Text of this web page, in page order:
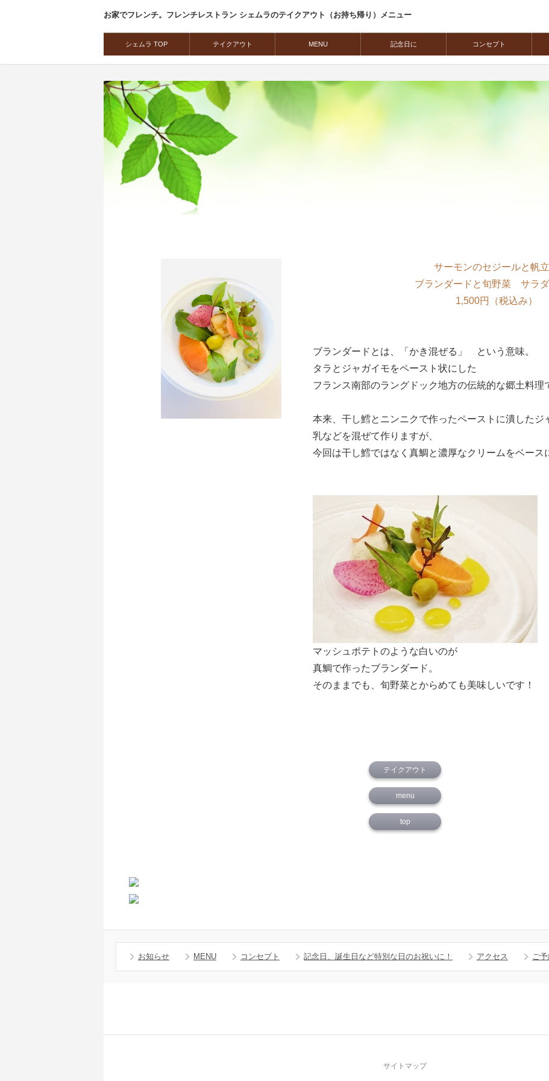
お家でフレンチ。フレンチレストラン シェムラのテイクアウト（お持ち帰り）メニュー
シェムラ TOP テイクアウト MENU 記念日に コンセプト
サーモンのセジールと帆
ブランダードと旬野菜 サラ
1,500円（税込み）
ブランダードとは、「かき混ぜる」 という意味。
タラとジャガイモをペースト状にした
フランス南部のラングドック地方の伝統的な郷土料理
本来、干し鱈とニンニクで作ったペーストに潰したジ
乳などを混ぜて作りますが、
今回は干し鱈ではなく真鯛と濃厚なクリームをベース
マッシュポテトのような白いのが
真鯛で作ったブランダード。
そのままでも、旬野菜とからめても美味しいです！
テイクアウト
menu
top
お知らせ MENU コンセプト 記念日、誕生日など特別な日のお祝いに！ アクセス ご予
サイトマップ